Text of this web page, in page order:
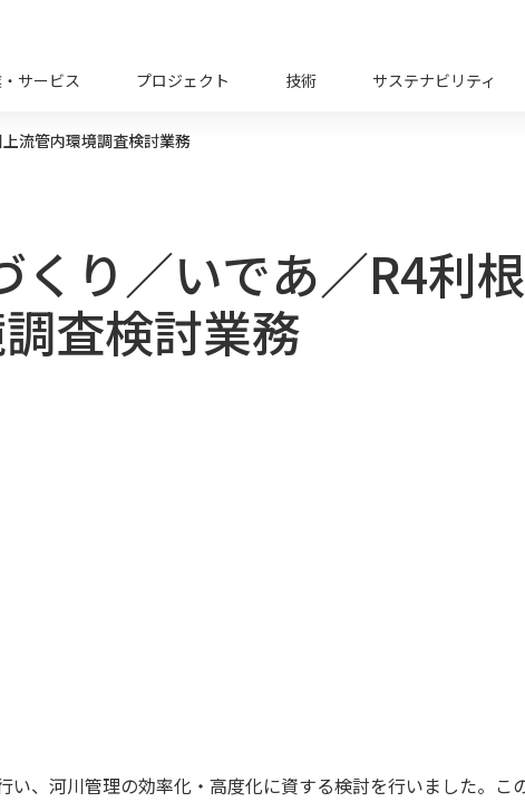
サービス プロジェクト 技術 サステナビリティ
流管内環境調査検討業務
くり／いであ／R4利
査検討業務
、河川管理の効率化・高度化に資する検討を行いました。こ